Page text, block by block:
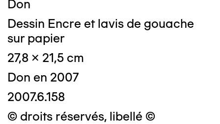
Don
Dessin Encre et lavis de gouache
sur papier
27,8 x 21,5 cm
Don en 2007
2007.6.158
© droits réservés, libellé ©